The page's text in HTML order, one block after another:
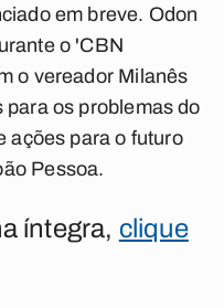
em breve. Odon
o 'CBN
o vereador Milanês
os problemas do
ações para o futuro
Pessoa.
íntegra, clique